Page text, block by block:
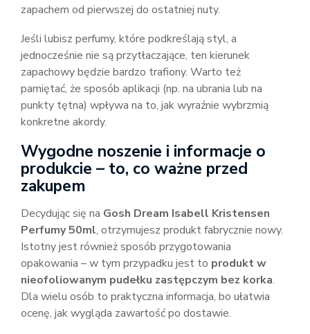
zapachem od pierwszej do ostatniej nuty.
Jeśli lubisz perfumy, które podkreślają styl, a
jednocześnie nie są przytłaczające, ten kierunek
zapachowy będzie bardzo trafiony. Warto też
pamiętać, że sposób aplikacji (np. na ubrania lub na
punkty tętna) wpływa na to, jak wyraźnie wybrzmią
konkretne akordy.
Wygodne noszenie i informacje o
produkcie – to, co ważne przed
zakupem
Decydując się na Gosh Dream Isabell Kristensen
Perfumy 50ml, otrzymujesz produkt fabrycznie nowy.
Istotny jest również sposób przygotowania
opakowania – w tym przypadku jest to produkt w
nieofoliowanym pudełku zastępczym bez korka.
Dla wielu osób to praktyczna informacja, bo ułatwia
ocenę, jak wygląda zawartość po dostawie.